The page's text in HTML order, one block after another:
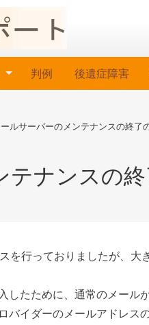
判例 後遺症障害
ルサーバーのメンテナンスの終了
テナンスの
を行っておりましたが、大
したために、通常のメール
イダーのメールアドレス